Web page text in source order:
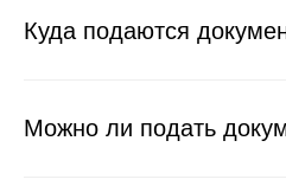
Куда подаются
Можно ли подать